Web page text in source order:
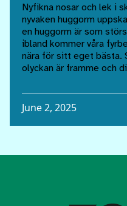
Nyfikna nosar och lek i
nyvaken huggorm
en huggorm är som
ibland kommer våra
nära för sitt eget bästa.
olyckan är framme och
June 2, 2025